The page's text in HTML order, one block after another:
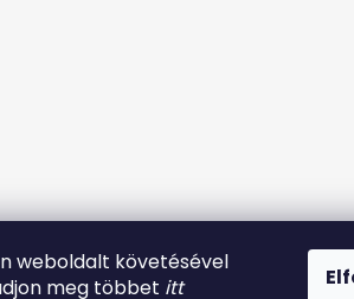
weboldalt követésével
meg többet itt